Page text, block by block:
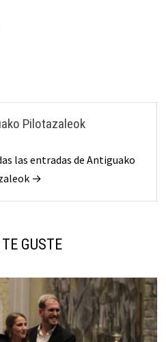
Pilotazaleok
las entradas de Antiguako
→
GUSTE